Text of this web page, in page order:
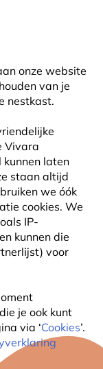
onze website
van je
nestkast.
Vivara
laten
staan altijd
we óók
cookies. We
IP-
kunnen die
voor
je ook kunt
via ‘Cookies’.
€49